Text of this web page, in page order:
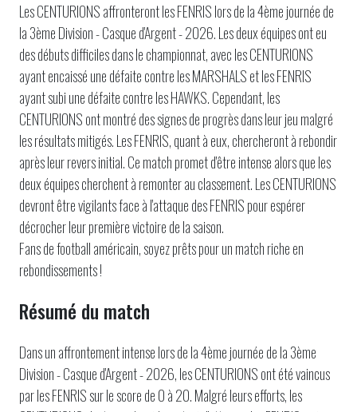
Les CENTURIONS affronteront les FENRIS lors de la 4ème journée de
la 3ème Division - Casque d'Argent - 2026. Les deux équipes ont eu
des débuts difficiles dans le championnat, avec les CENTURIONS
ayant encaissé une défaite contre les MARSHALS et les FENRIS
ayant subi une défaite contre les HAWKS. Cependant, les
CENTURIONS ont montré des signes de progrès dans leur jeu malgré
les résultats mitigés. Les FENRIS, quant à eux, chercheront à rebondir
après leur revers initial. Ce match promet d'être intense alors que les
deux équipes cherchent à remonter au classement. Les CENTURIONS
devront être vigilants face à l'attaque des FENRIS pour espérer
décrocher leur première victoire de la saison.
Fans de football américain, soyez prêts pour un match riche en
rebondissements !
Résumé du match
Dans un affrontement intense lors de la 4ème journée de la 3ème
Division - Casque d'Argent - 2026, les CENTURIONS ont été vaincus
par les FENRIS sur le score de 0 à 20. Malgré leurs efforts, les